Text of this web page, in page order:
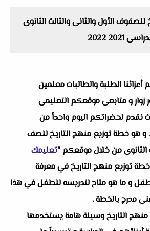
للصفوف الأول والثانى والثالث الثانوى
2022
أعزائنا الطلبة والطالبات معلمين
زوار و متابعى موقعكم التعليمى
نقدم لحضراتكم اليوم واحداً من
الا و هو خطة توزيع منهج التاريخ للصف
الثانوى من خلال موقعكم "تعليمك
توزيع منهج التاريخ في معرفة
و ما هو متاح لتدريسه للطفل في هذا
مدرج بالخطة .
التاريخ وسيلة هامة يستخدمها